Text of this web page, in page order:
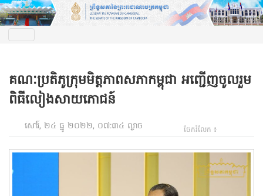
គណៈប្រតិភូក្រុមមិត្តភាពសភាកម្ពុជា អញ្ជើញចូលរួម
ពិធីលៀងសាយភោជន៍
សៅរ៍, ២៤ ធ្នូ ២០២២, ០៧:៣៤ ល្ងាច ចែករំលែក ៖